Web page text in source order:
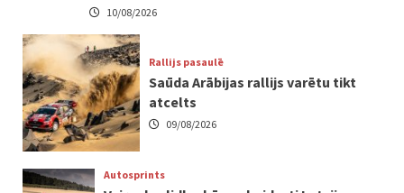
10/08/2026
Rallijs pasaulē
Saūda Arābijas rallijs varētu tikt
atcelts
09/08/2026
Autosprints